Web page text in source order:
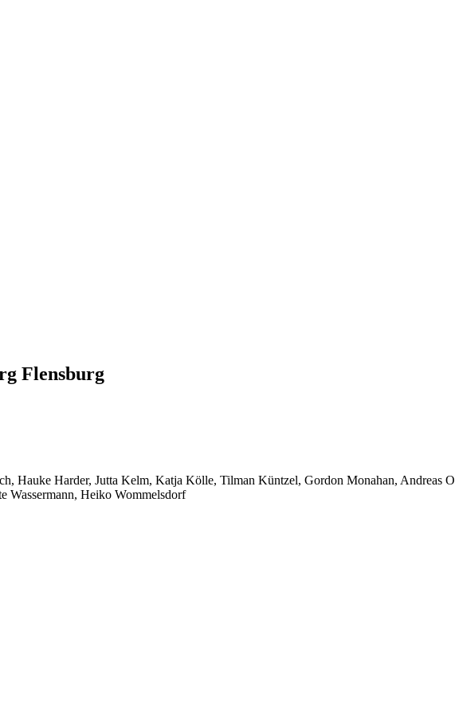
Flensburg
Hauke Harder, Jutta Kelm, Katja Kölle, Tilman Küntzel, Gordon Monahan, Andreas
Wassermann, Heiko Wommelsdorf